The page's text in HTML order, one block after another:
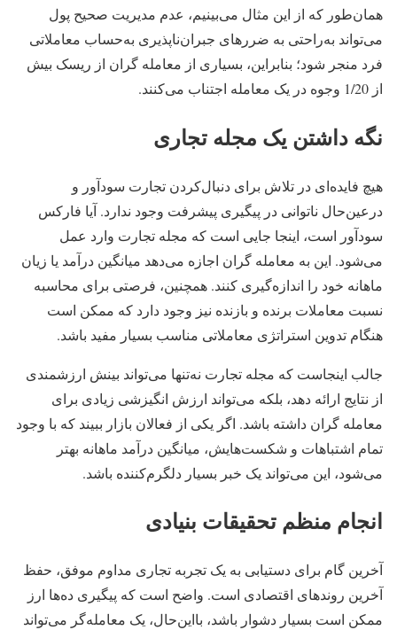
همان‌طور که از این مثال می‌بینیم، عدم مدیریت صحیح پول
می‌تواند به‌راحتی به ضررهای جبران‌ناپذیری به‌حساب معاملاتی
فرد منجر شود؛ بنابراین، بسیاری از معامله گران از ریسک بیش
از 1/20 وجوه در یک معامله اجتناب می‌کنند.
نگه داشتن یک مجله تجاری
هیچ فایده‌ای در تلاش برای دنبال‌کردن تجارت سودآور و
درعین‌حال ناتوانی در پیگیری پیشرفت وجود ندارد. آیا فارکس
سودآور است، اینجا جایی است که مجله تجارت وارد عمل
می‌شود. این به معامله گران اجازه می‌دهد میانگین درآمد یا زیان
ماهانه خود را اندازه‌گیری کنند. همچنین، فرصتی برای محاسبه
نسبت معاملات برنده و بازنده نیز وجود دارد که ممکن است
هنگام تدوین استراتژی معاملاتی مناسب بسیار مفید باشد.
جالب اینجاست که مجله تجارت نه‌تنها می‌تواند بینش ارزشمندی
از نتایج ارائه دهد، بلکه می‌تواند ارزش انگیزشی زیادی برای
معامله گران داشته باشد. اگر یکی از فعالان بازار ببیند که با وجود
تمام اشتباهات و شکست‌هایش، میانگین درآمد ماهانه بهتر
می‌شود، این می‌تواند یک خبر بسیار دلگرم‌کننده باشد.
انجام منظم تحقیقات بنیادی
آخرین گام برای دستیابی به یک تجربه تجاری مداوم موفق، حفظ
آخرین روندهای اقتصادی است. واضح است که پیگیری ده‌ها ارز
ممکن است بسیار دشوار باشد، بااین‌حال، یک معامله‌گر می‌تواند